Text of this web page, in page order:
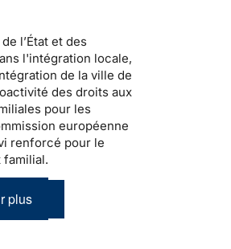
l’État et des
l'intégration locale,
de la ville de
des droits aux
pour les
européenne
renforcé pour le
familial.
plus